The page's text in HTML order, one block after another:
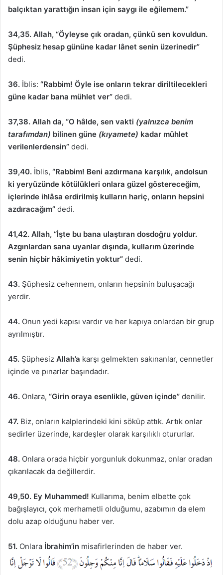
balçıktan yarattığın insan için saygı ile eğilemem.”
34,35. Allah, “Öyleyse çık oradan, çünkü sen kovuldun.
Şüphesiz hesap gününe kadar lânet senin üzerinedir”
dedi.
36. İblis: “Rabbim! Öyle ise onların tekrar diriltilecekleri
güne kadar bana mühlet ver” dedi.
37,38. Allah da, “O hâlde, sen vakti (yalnızca benim
tarafımdan) bilinen güne (kıyamete) kadar mühlet
verilenlerdensin” dedi.
39,40. İblis, “Rabbim! Beni azdırmana karşılık, andolsun
ki yeryüzünde kötülükleri onlara güzel göstereceğim,
içlerinde ihlâsa erdirilmiş kulların hariç, onların hepsini
azdıracağım” dedi.
41,42. Allah, “İşte bu bana ulaştıran dosdoğru yoldur.
Azgınlardan sana uyanlar dışında, kullarım üzerinde
senin hiçbir hâkimiyetin yoktur” dedi.
43. Şüphesiz cehennem, onların hepsinin buluşacağı
yerdir.
44. Onun yedi kapısı vardır ve her kapıya onlardan bir grup
ayrılmıştır.
45. Şüphesiz Allah’a karşı gelmekten sakınanlar, cennetler
içinde ve pınarlar başındadır.
46. Onlara, “Girin oraya esenlikle, güven içinde” denilir.
47. Biz, onların kalplerindeki kini söküp attık. Artık onlar
sedirler üzerinde, kardeşler olarak karşılıklı otururlar.
48. Onlara orada hiçbir yorgunluk dokunmaz, onlar oradan
çıkarılacak da değillerdir.
49,50. Ey Muhammed! Kullarıma, benim elbette çok
bağışlayıcı, çok merhametli olduğumu, azabımın da elem
dolu azap olduğunu haber ver.
51. Onlara İbrahim’in misafirlerinden de haber ver.